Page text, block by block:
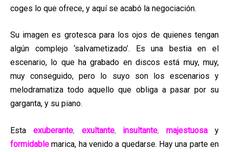
coges lo que ofrece, y aquí se acabó la negociación.
Su imagen es grotesca para los ojos de quienes tengan
algún complejo ‘salvametizado’. Es una bestia en el
escenario, lo que ha grabado en discos está muy, muy,
muy conseguido, pero lo suyo son los escenarios y
melodramatiza todo aquello que obliga a pasar por su
garganta, y su piano.
Esta exuberante, exultante, insultante,majestuosa
y
formidable marica, ha venido a quedarse. Hay una parte en